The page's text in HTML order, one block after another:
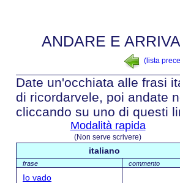
ANDARE E
(lista
Date un'occhiata alle frasi
di ricordarvele, poi andate
cliccando su uno di questi
Modalità rapida
(Non serve scrivere)
italiano
frase commento
Io vado